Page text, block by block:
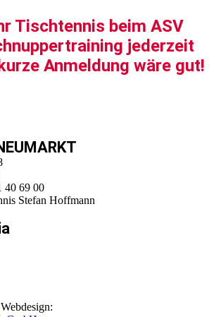
Tischtennis beim ASV
jederzeit
Anmeldung wäre gut!
40 69 00
Stefan Hoffmann